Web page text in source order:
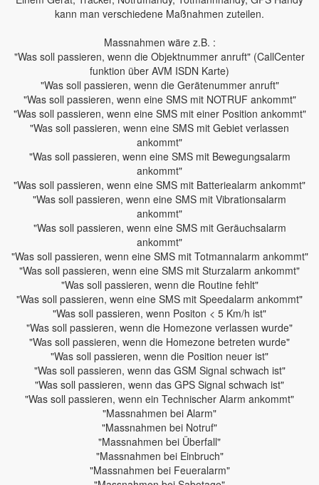
kann man verschiedene Maßnahmen zuteilen.
Massnahmen wäre z.B. :
"Was soll passieren, wenn die Objektnummer anruft" (CallCenter
funktion über AVM ISDN Karte)
"Was soll passieren, wenn die Gerätenummer anruft"
"Was soll passieren, wenn eine SMS mit NOTRUF ankommt"
"Was soll passieren, wenn eine SMS mit einer Position ankommt"
"Was soll passieren, wenn eine SMS mit Gebiet verlassen
ankommt"
"Was soll passieren, wenn eine SMS mit Bewegungsalarm
ankommt"
"Was soll passieren, wenn eine SMS mit Batteriealarm ankommt"
"Was soll passieren, wenn eine SMS mit Vibrationsalarm
ankommt"
"Was soll passieren, wenn eine SMS mit Geräuchsalarm
ankommt"
"Was soll passieren, wenn eine SMS mit Totmannalarm ankommt"
"Was soll passieren, wenn eine SMS mit Sturzalarm ankommt"
"Was soll passieren, wenn die Routine fehlt"
"Was soll passieren, wenn eine SMS mit Speedalarm ankommt"
"Was soll passieren, wenn Positon < 5 Km/h ist"
"Was soll passieren, wenn die Homezone verlassen wurde"
"Was soll passieren, wenn die Homezone betreten wurde"
"Was soll passieren, wenn die Position neuer ist"
"Was soll passieren, wenn das GSM Signal schwach ist"
"Was soll passieren, wenn das GPS Signal schwach ist"
"Was soll passieren, wenn ein Technischer Alarm ankommt"
"Massnahmen bei Alarm"
"Massnahmen bei Notruf"
"Massnahmen bei Überfall"
"Massnahmen bei Einbruch"
"Massnahmen bei Feueralarm"